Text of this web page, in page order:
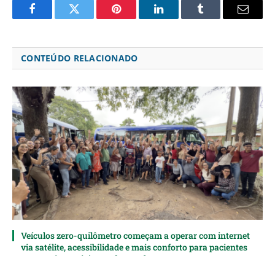
FacebookTwitter Pinterest LinkedInTumblr Email
CONTEÚDO RELACIONADO
Veículos zero-quilômetro começam a operar com internet
via satélite, acessibilidade e mais conforto para pacientes